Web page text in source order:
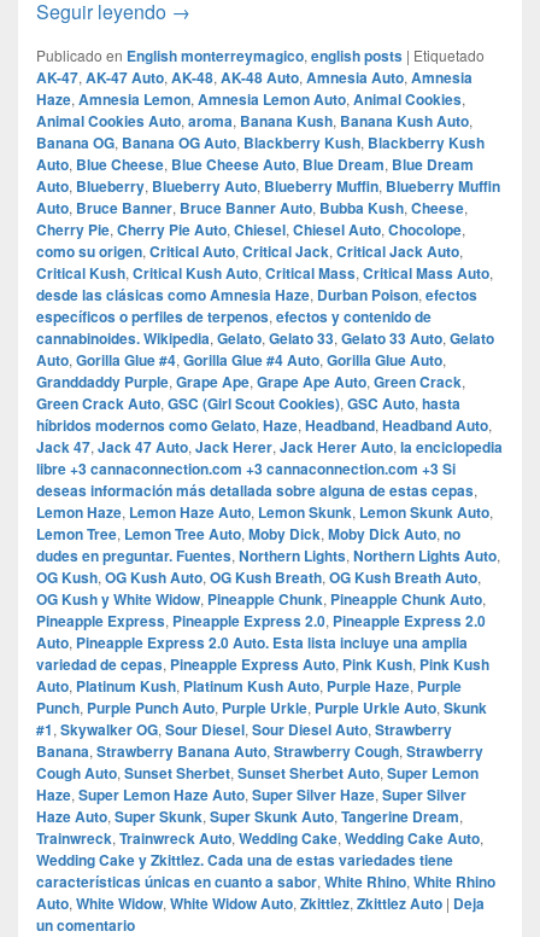
Seguir leyendo 10 Best Cannabis Strains for 4th of July
→
Publicado en English monterreymagico, english posts | Etiquetado
AK-47, AK-47 Auto, AK-48, AK-48 Auto, Amnesia Auto, Amnesia
Haze, Amnesia Lemon, Amnesia Lemon Auto, Animal Cookies,
Animal Cookies Auto, aroma, Banana Kush, Banana Kush Auto,
Banana OG, Banana OG Auto, Blackberry Kush, Blackberry Kush
Auto, Blue Cheese, Blue Cheese Auto, Blue Dream, Blue Dream
Auto, Blueberry, Blueberry Auto, Blueberry Muffin, Blueberry Muffin
Auto, Bruce Banner, Bruce Banner Auto, Bubba Kush, Cheese,
Cherry Pie, Cherry Pie Auto, Chiesel, Chiesel Auto, Chocolope,
como su origen, Critical Auto, Critical Jack, Critical Jack Auto,
Critical Kush, Critical Kush Auto, Critical Mass, Critical Mass Auto,
desde las clásicas como Amnesia Haze, Durban Poison, efectos
específicos o perfiles de terpenos, efectos y contenido de
cannabinoides.​ Wikipedia, Gelato, Gelato 33, Gelato 33 Auto, Gelato
Auto, Gorilla Glue #4, Gorilla Glue #4 Auto, Gorilla Glue Auto,
Granddaddy Purple, Grape Ape, Grape Ape Auto, Green Crack,
Green Crack Auto, GSC (Girl Scout Cookies), GSC Auto, hasta
híbridos modernos como Gelato, Haze, Headband, Headband Auto,
Jack 47, Jack 47 Auto, Jack Herer, Jack Herer Auto, la enciclopedia
libre +3 cannaconnection.com +3 cannaconnection.com +3 Si
deseas información más detallada sobre alguna de estas cepas,
Lemon Haze, Lemon Haze Auto, Lemon Skunk, Lemon Skunk Auto,
Lemon Tree, Lemon Tree Auto, Moby Dick, Moby Dick Auto, no
dudes en preguntar.​ Fuentes, Northern Lights, Northern Lights Auto,
OG Kush, OG Kush Auto, OG Kush Breath, OG Kush Breath Auto,
OG Kush y White Widow, Pineapple Chunk, Pineapple Chunk Auto,
Pineapple Express, Pineapple Express 2.0, Pineapple Express 2.0
Auto, Pineapple Express 2.0 Auto.​ Esta lista incluye una amplia
variedad de cepas, Pineapple Express Auto, Pink Kush, Pink Kush
Auto, Platinum Kush, Platinum Kush Auto, Purple Haze, Purple
Punch, Purple Punch Auto, Purple Urkle, Purple Urkle Auto, Skunk
#1, Skywalker OG, Sour Diesel, Sour Diesel Auto, Strawberry
Banana, Strawberry Banana Auto, Strawberry Cough, Strawberry
Cough Auto, Sunset Sherbet, Sunset Sherbet Auto, Super Lemon
Haze, Super Lemon Haze Auto, Super Silver Haze, Super Silver
Haze Auto, Super Skunk, Super Skunk Auto, Tangerine Dream,
Trainwreck, Trainwreck Auto, Wedding Cake, Wedding Cake Auto,
Wedding Cake y Zkittlez. Cada una de estas variedades tiene
características únicas en cuanto a sabor, White Rhino, White Rhino
Auto, White Widow, White Widow Auto, Zkittlez, Zkittlez Auto | Deja
un comentario